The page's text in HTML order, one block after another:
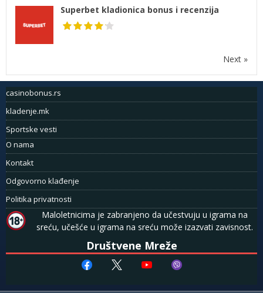
Superbet kladionica bonus i recenzija
Next »
casinobonus.rs
kladenje.mk
Sportske vesti
O nama
Kontakt
Odgovorno klađenje
Politika privatnosti
Maloletnicima je zabranjeno da učestvuju u igrama na
sreću, učešće u igrama na sreću može izazvati zavisnost.
Društvene Mreže